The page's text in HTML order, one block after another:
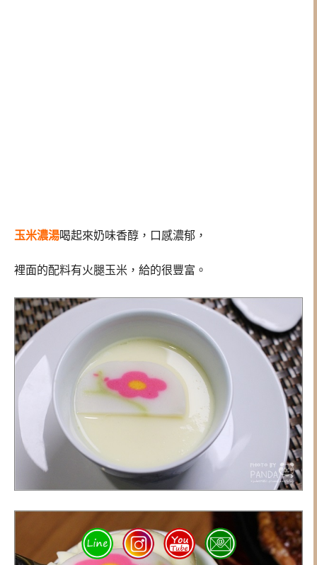
玉米濃湯喝起來奶味香醇，口感濃郁，
裡面的配料有火腿玉米，給的很豐富。